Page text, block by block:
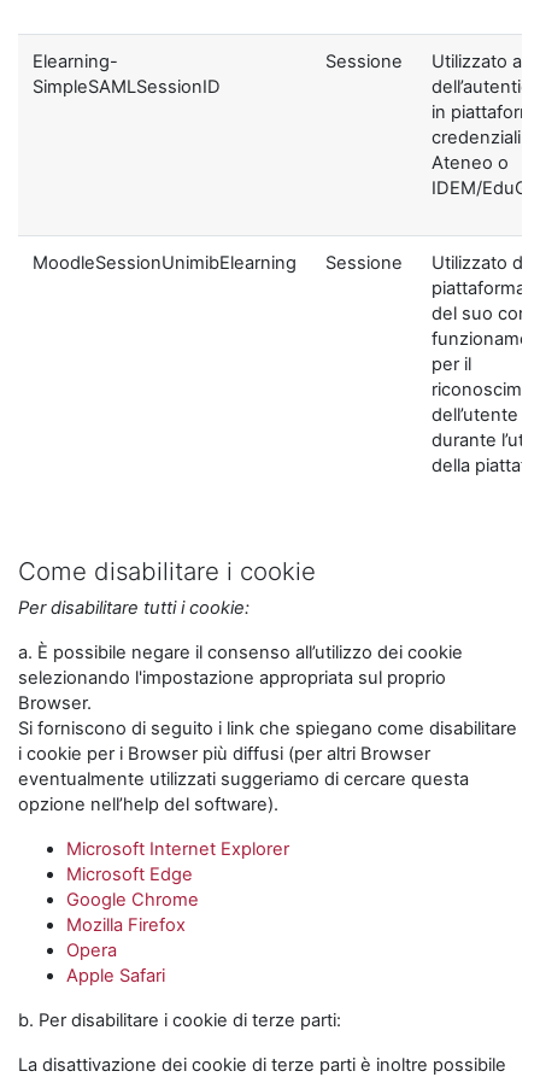
Elearning-
SimpleSAMLSessionID
Sessione
Utilizzato ai
in
credenziali di
Ateneo o
IDEM/
MoodleSessionUnimibElearning Sessione
Utilizzato
piattaforma
del suo
per il
dell’utente
durante
della
Come disabilitare i cookie
Per disabilitare tutti i cookie:
a. È possibile negare il consenso all’utilizzo dei cookie
selezionando l'impostazione appropriata sul proprio
Browser.
Si forniscono di seguito i link che spiegano come disabilitare
i cookie per i Browser più diffusi (per altri Browser
eventualmente utilizzati suggeriamo di cercare questa
opzione nell’help del software).
Microsoft Internet Explorer
Microsoft Edge
Google Chrome
Mozilla Firefox
Opera
Apple Safari
b. Per disabilitare i cookie di terze parti:
La disattivazione dei cookie di terze parti è inoltre possibile